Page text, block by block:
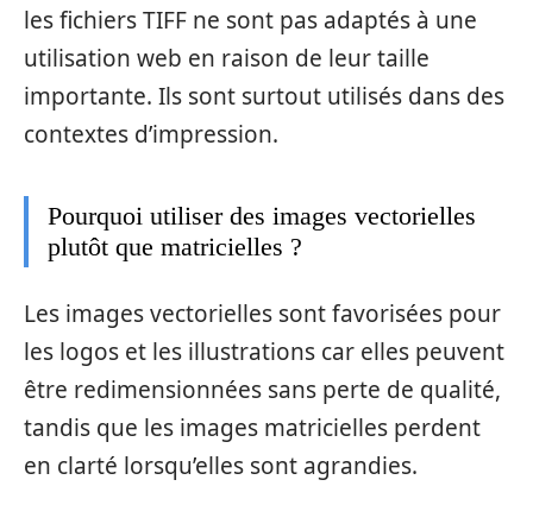
les fichiers TIFF ne sont pas adaptés à une
utilisation web en raison de leur taille
importante. Ils sont surtout utilisés dans des
contextes d’impression.
Pourquoi utiliser des images vectorielles
plutôt que matricielles ?
Les images vectorielles sont favorisées pour
les logos et les illustrations car elles peuvent
être redimensionnées sans perte de qualité,
tandis que les images matricielles perdent
en clarté lorsqu’elles sont agrandies.